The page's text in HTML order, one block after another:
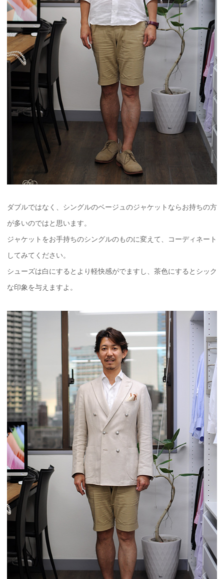
ダブルではなく、シングルのベージュのジャケットならお持ちの方
が多いのではと思います。
ジャケットをお手持ちのシングルのものに変えて、コーディネート
してみてください。
シューズは白にするとより軽快感がでますし、茶色にするとシック
な印象を与えますよ。